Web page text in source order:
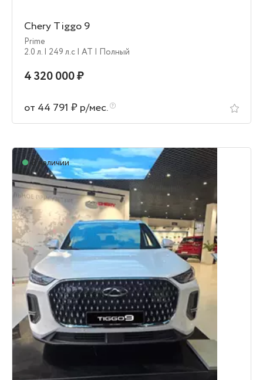
Chery Tiggo 9
Prime
2.0 л. | 249 л.c | AT | Полный
4 320 000 ₽
от 44 791 ₽ р/мес.
В наличии